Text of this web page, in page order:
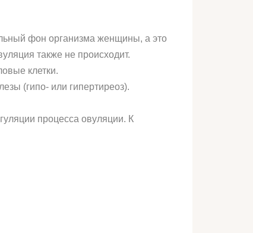
фон организма женщины, а это
также не происходит.
клетки.
(гипо- или гипертиреоз).
процесса овуляции. К